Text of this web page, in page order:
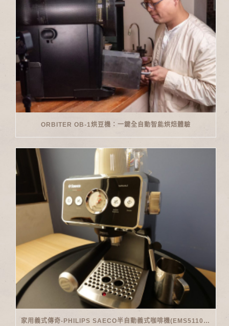
ORBITER OB-1烘豆機：一鍵全自動智能烘焙體驗
家用義式傳奇-PHILIPS SAECO半自動義式咖啡機(EMS5110)開箱